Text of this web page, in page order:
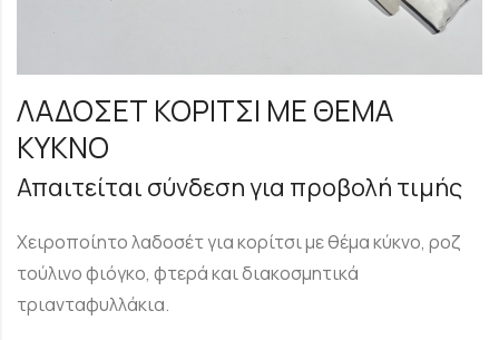
ΛΑΔΟΣΕΤ ΚΟΡΙΤΣΙ ΜΕ ΘΕΜΑ
ΚΥΚΝΟ
Απαιτείται σύνδεση για προβολή τιμής
Χειροποίητο λαδοσέτ για κορίτσι με θέμα κύκνο, ροζ
τούλινο φιόγκο, φτερά και διακοσμητικά
τριανταφυλλάκια.